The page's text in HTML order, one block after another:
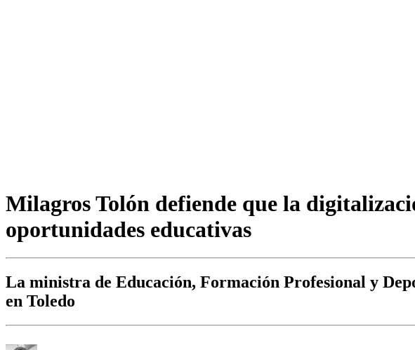
Milagros Tolón defiende que la
oportunidades educativas
La ministra de Educación, Formación Profesional y
en Toledo